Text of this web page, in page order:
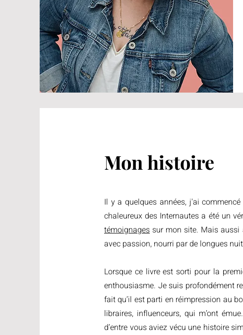
Mon histoire
Il y a quelques années, j'ai
chaleureux des Internautes a été un
témoignages sur mon site. Mais aussi
avec passion, nourri par de longues
Lorsque ce livre est sorti pour la
enthousiasme. Je suis profondément
fait qu’il est parti en réimpression au
libraires, influenceurs, qui m’ont
d’entre vous aviez vécu une histoire